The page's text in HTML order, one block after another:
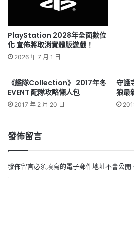
PlayStation 2028年全面數位
化 宣佈將取消實體版遊戲！
2026 年 7 月 1 日
《艦隊Collection》 2017年冬
EVENT 配隊攻略懶人包
2017 年 2 月 20 日
守護
狼最
發佈留言
發佈留言必須填寫的電子郵件地址不會公開